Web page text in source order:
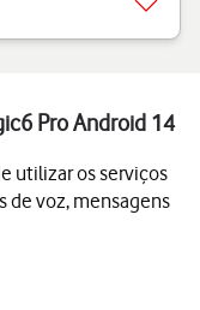
Pro Android 14
utilizar os serviços
de voz, mensagens